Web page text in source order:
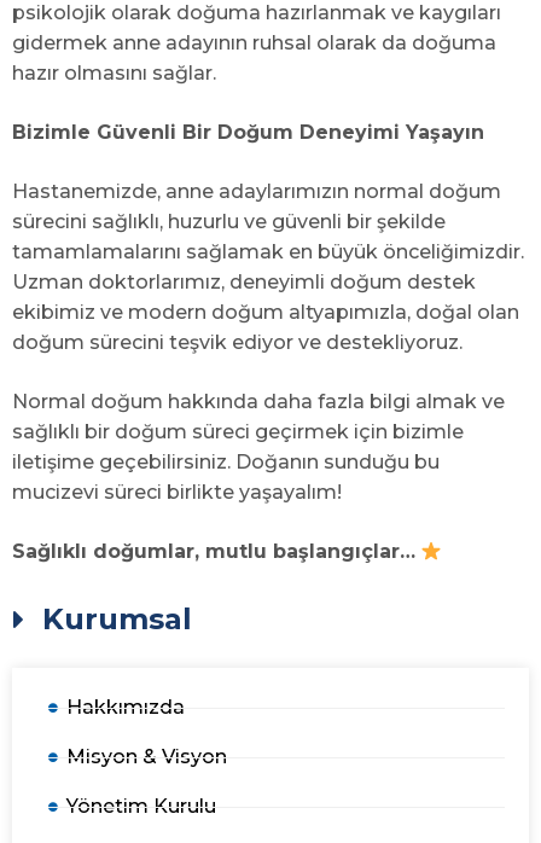
psikolojik olarak doğuma hazırlanmak ve kaygıları
gidermek anne adayının ruhsal olarak da doğuma
hazır olmasını sağlar.
Bizimle Güvenli Bir Doğum Deneyimi Yaşayın
Hastanemizde, anne adaylarımızın normal doğum
sürecini sağlıklı, huzurlu ve güvenli bir şekilde
tamamlamalarını sağlamak en büyük önceliğimizdir.
Uzman doktorlarımız, deneyimli doğum destek
ekibimiz ve modern doğum altyapımızla, doğal olan
doğum sürecini teşvik ediyor ve destekliyoruz.
Normal doğum hakkında daha fazla bilgi almak ve
sağlıklı bir doğum süreci geçirmek için bizimle
iletişime geçebilirsiniz. Doğanın sunduğu bu
mucizevi süreci birlikte yaşayalım!
Sağlıklı doğumlar, mutlu başlangıçlar…
Kurumsal
Hakkımızda
Misyon & Visyon
Yönetim Kurulu